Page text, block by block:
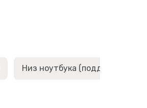
Низ ноутбука (поддон,